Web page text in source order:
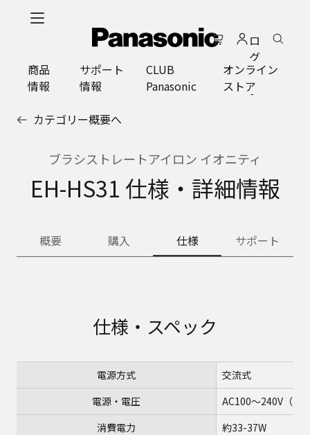
ロ
グ
イ
ン
商品
情報
サポート
情報
CLUB
Panasonic
オンライン
ストア
カテゴリー概要へ
ブラシストレートアイロン イオニティ
EH-HS31 仕様・詳細情報
概要 購入 仕様 サポート
仕様・スペック
電源方式
交流式
電源・電圧
AC100～240V（自
消費電力
約33-37W